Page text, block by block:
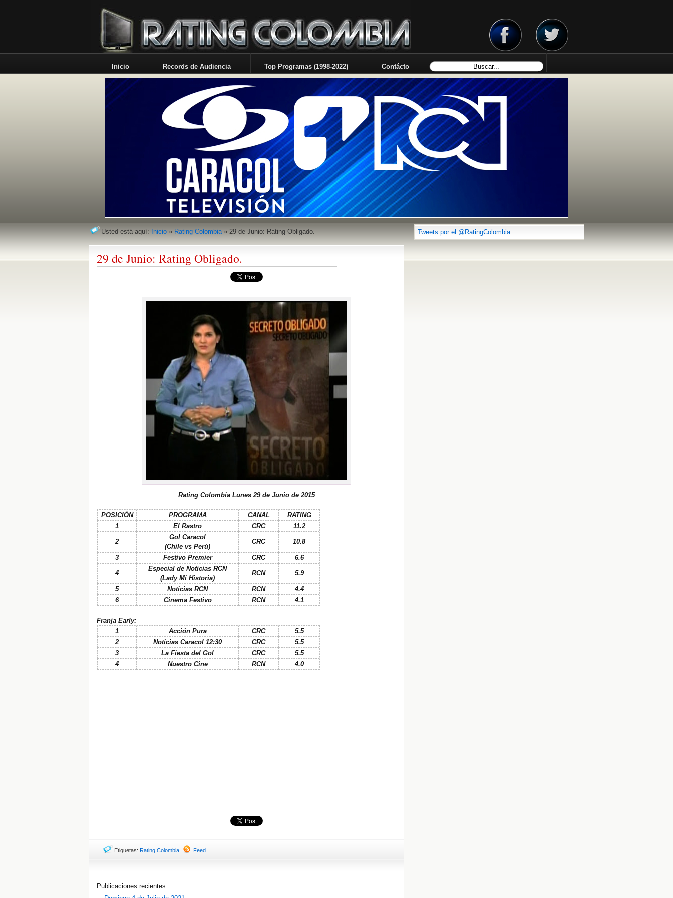
Inicio Records de Audiencia Top Programas (1998-2022) Contácto
Usted está aquí: Inicio » Rating Colombia» 29 de Junio: Rating Obligado.
29 de Junio: Rating Obligado.
Rating Colombia Lunes 29 de Junio de 2015
POSICIÓN PROGRAMA CANAL
RATING
1
El Rastro CRC 11.2
2
Gol Caracol
(Chile vs Perú)
CRC 10.8
3 Festivo Premier CRC 6.6
4
Especial de Noticias RCN
(Lady Mi Historia)
RCN 5.9
5 Noticias RCN RCN
4.4
6
Cinema Festivo RCN 4.1
Franja Early:
1
Acción Pura CRC
5.5
2
Noticias Caracol 12:30 CRC
5.5
3
La Fiesta del Gol CRC
5.5
4
Nuestro Cine RCN 4.0
Etiquetas: Rating Colombia Feed
.
.
Publicaciones recientes:
Tweets por el @RatingColombia.